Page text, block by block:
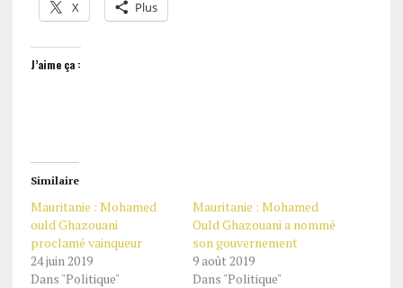
X Plus
J’aime ça :
Similaire
Mauritanie : Mohamed
ould Ghazouani
proclamé vainqueur
24 juin 2019
Dans "Politique"
Mauritanie : Mohamed
Ould Ghazouani a nommé
son gouvernement
9 août 2019
Dans "Politique"